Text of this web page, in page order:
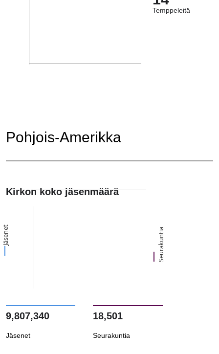
Temppeleitä
Pohjois-Amerikka
Kirkon koko jäsenmäärä
Jäsenet Seurakuntia
9,807,340
Jäsenet
18,501
Seurakuntia